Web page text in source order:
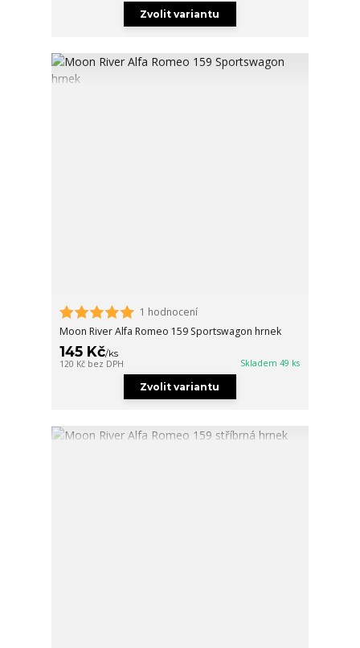
Zvolit variantu
1 hodnocení
Moon River Alfa Romeo 159 Sportswagon hrnek
145 Kč/ks
120 Kč bez DPH Skladem 49 ks
Zvolit variantu